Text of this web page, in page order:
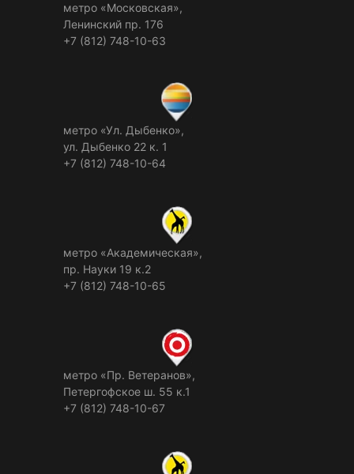
метро «Московская»,
Ленинский пр. 176
+7 (812) 748-10-63
метро «Ул. Дыбенко»,
ул. Дыбенко 22 к. 1
+7 (812) 748-10-64
метро «Академическая»,
пр. Науки 19 к.2
+7 (812) 748-10-65
метро «Пр. Ветеранов»,
Петергофское ш. 55 к.1
+7 (812) 748-10-67